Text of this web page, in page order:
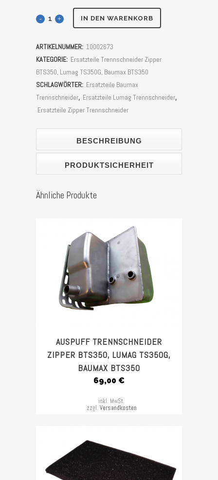
Tankdeckel
BTS350,
LUMAG
TS350G,
IN DEN WARENKORB
ARTIKELNUMMER: 10002673
KATEGORIE: Ersatzteile Trennschneider Zipper
BTS350, Lumag TS350G, Baumax BTS350
SCHLAGWÖRTER: Ersatzteile Baumax
Trennschneider, Ersatzteile Lumag Trennschneider,
Ersatzteile Zipper Trennschneider
BESCHREIBUNG
PRODUKTSICHERHEIT
Ähnliche Produkte
AUSPUFF TRENNSCHNEIDER
ZIPPER BTS350, LUMAG TS350G,
BAUMAX BTS350
69,00 €
inkl. MwSt.
zzgl. Versandkosten